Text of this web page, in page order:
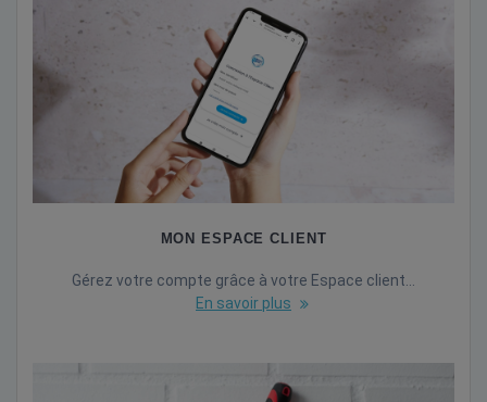
MON ESPACE CLIENT
Gérez votre compte grâce à votre Espace client…
En savoir plus